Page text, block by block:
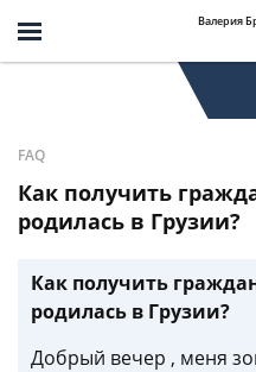
Валерия
FAQ
Как получить
родилась в Грузии?
Как получить
родилась в Грузии?
Добрый вечер , меня